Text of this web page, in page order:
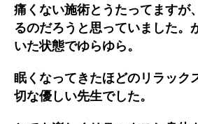
痛くない施術とうたってますが
るのだろうと思っていました。
いた状態でゆらゆら。
眠くなってきたほどのリラック
切な優しい先生でした。